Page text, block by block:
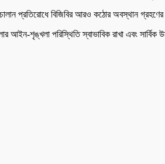
প্রতিরোধে বিজিবির আরও কঠোর অবস্থান
আইন-শৃঙ্খলা পরিস্থিতি স্বাভাবিক রাখা এবং